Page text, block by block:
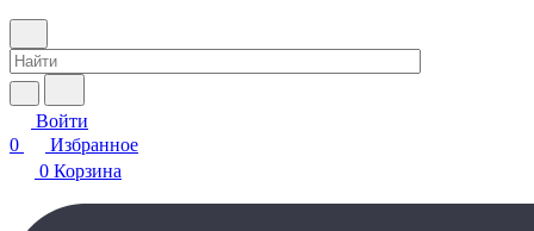
Войти
0
Избранное
0 Корзина